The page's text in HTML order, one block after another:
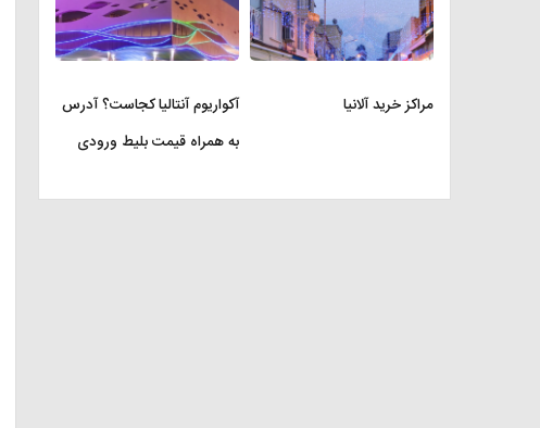
مراکز خرید آلانیا
آکواریوم آنتالیا کجاست؟ آدرس
به همراه قیمت بلیط ورودی